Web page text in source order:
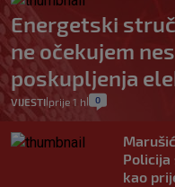
Energetski
ne očekujem
poskupljenja
VIJESTI prije 1 h 0
Policija
kao